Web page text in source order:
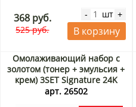
368 руб.
525 руб.
- шт +
В корзину
Омолаживающий набор с
золотом (тонер + эмульсия +
крем) 3SET Signature 24K
Gold Essential Skin Care
арт. 26502